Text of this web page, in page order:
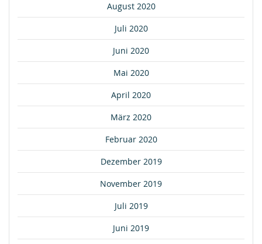
August 2020
Juli 2020
Juni 2020
Mai 2020
April 2020
März 2020
Februar 2020
Dezember 2019
November 2019
Juli 2019
Juni 2019